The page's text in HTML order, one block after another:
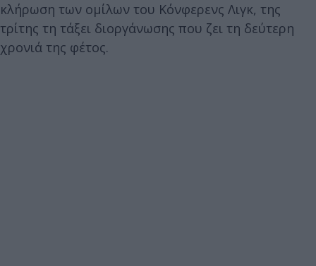
κλήρωση των ομίλων του Κόνφερενς Λιγκ, της
τρίτης τη τάξει διοργάνωσης που ζει τη δεύτερη
χρονιά της φέτος.